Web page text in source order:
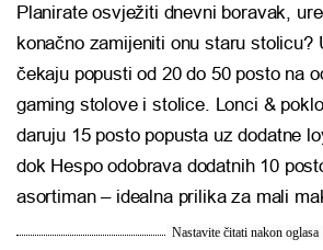
Planirate osvježiti dnevni boravak,
konačno zamijeniti onu staru stolicu?
čekaju popusti od 20 do 50 posto na
gaming stolove i stolice. Lonci &
daruju 15 posto popusta uz dodatne
dok Hespo odobrava dodatnih 10
asortiman – idealna prilika za mali
Nastavite čitati nakon oglasa